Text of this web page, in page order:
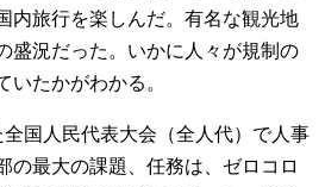
内旅行を楽しんだ。有名な観光地
盛況だった。いかに人々が規制の
いたかがわかる。
国人民代表大会（全人代）で人事
の最大の課題、任務は、ゼロコロ